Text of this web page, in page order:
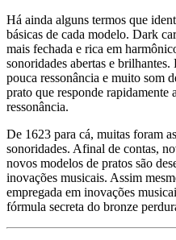
Há ainda alguns termos que
básicas de cada modelo. Dark
mais fechada e rica em
sonoridades abertas e
pouca ressonância e muito som
prato que responde rapidamente
ressonância.
De 1623 para cá, muitas foram
sonoridades. Afinal de contas,
novos modelos de pratos são
inovações musicais. Assim
empregada em inovações
fórmula secreta do bronze